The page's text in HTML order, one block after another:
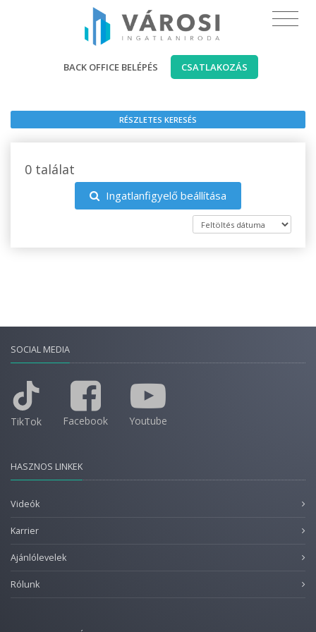
BACK OFFICE BELÉPÉS CSATLAKOZÁS
RÉSZLETES KERESÉS
0 találat
Ingatlanfigyelő beállítása
SOCIAL MEDIA
TikTok Facebook Youtube
HASZNOS LINKEK
Videók
Karrier
Ajánlólevelek
Rólunk